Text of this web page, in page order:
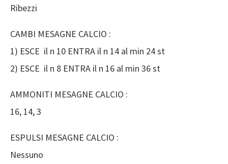
Ribezzi
CAMBI MESAGNE CALCIO :
1) ESCE il n 10 ENTRA il n 14 al min 24 st
2) ESCE il n 8 ENTRA il n 16 al min 36 st
AMMONITI MESAGNE CALCIO :
16, 14, 3
ESPULSI MESAGNE CALCIO :
Nessuno